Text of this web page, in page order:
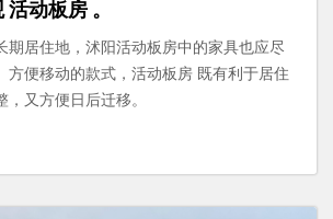
动板房 。
期居住地，沭阳活动板房中的家具也应尽
方便移动的款式，活动板房 既有利于居住
，又方便日后迁移。